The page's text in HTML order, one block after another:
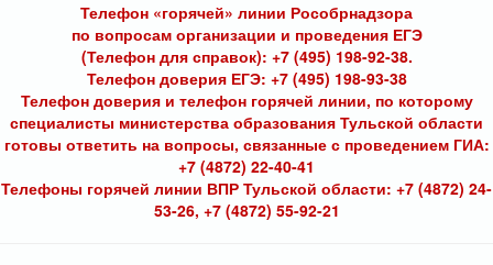
Телефон «горячей» линии Рособрнадзора
по вопросам организации и проведения ЕГЭ
(Телефон для справок): +7 (495) 198-92-38.
Телефон доверия ЕГЭ: +7 (495) 198-93-38
Телефон доверия и телефон горячей линии, по которому
специалисты министерства образования Тульской области
готовы ответить на вопросы, связанные с проведением ГИА:
+7 (4872) 22-40-41
Телефоны горячей линии ВПР Тульской области: +7 (4872) 24-
53-26, +7 (4872) 55-92-21